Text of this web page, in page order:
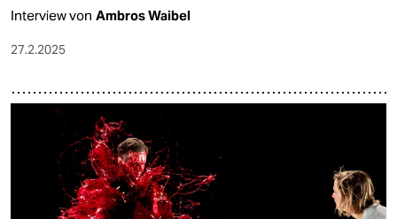
Interview von Ambros Waibel
27.2.2025